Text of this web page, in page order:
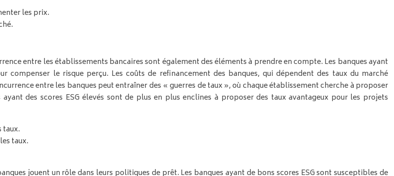
les prix.
entre les établissements bancaires sont également des éléments à prendre en compte. Les banques ayant
le risque perçu. Les coûts de refinancement des banques, qui dépendent des taux du marché
entre les banques peut entraîner des « guerres de taux », où chaque établissement cherche à proposer
des scores ESG élevés sont de plus en plus enclines à proposer des taux avantageux pour les projets
taux.
taux.
jouent un rôle dans leurs politiques de prêt. Les banques ayant de bons scores ESG sont susceptibles de